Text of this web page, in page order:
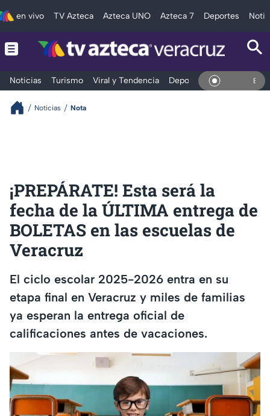
en vivo TV Azteca Azteca UNO Azteca 7 Deportes
Noticias Turismo Viral y Tendencia Deportes Espectáculos
En Vivo
Noticias Nota
¡PREPÁRATE! Esta será la
fecha de la ÚLTIMA entrega de
BOLETAS en las escuelas de
Veracruz
El ciclo escolar 2025-2026 entra en su
etapa final en Veracruz y miles de familias
ya esperan la entrega oficial de
calificaciones antes de vacaciones.